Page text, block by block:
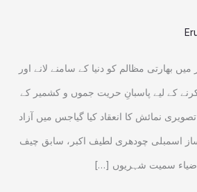
بھارتی مظالم کو دنیا کے سامنے لانے اور
کے لیے پاسبانِ حریت جموں و کشمیر کے
نمائش کا انعقاد کیا گیاجس میں آزاد
اسمبلی چودھری لطیف اکبر، سابق چیف
ضیاء سمیت شہریوں […]